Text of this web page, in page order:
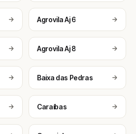
Agrovila Aj 6
Agrovila Aj 8
Baixa das Pedras
Caraíbas